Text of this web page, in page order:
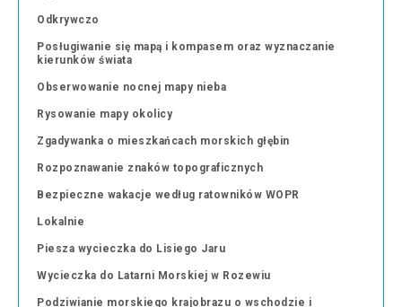
Odkrywczo
Posługiwanie się mapą i kompasem oraz wyznaczanie
kierunków świata
Obserwowanie nocnej mapy nieba
Rysowanie mapy okolicy
Zgadywanka o mieszkańcach morskich głębin
Rozpoznawanie znaków topograficznych
Bezpieczne wakacje według ratowników WOPR
Lokalnie
Piesza wycieczka do Lisiego Jaru
Wycieczka do Latarni Morskiej w Rozewiu
Podziwianie morskiego krajobrazu o wschodzie i